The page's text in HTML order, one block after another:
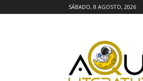
SÁBADO, 8 AGOSTO, 2026